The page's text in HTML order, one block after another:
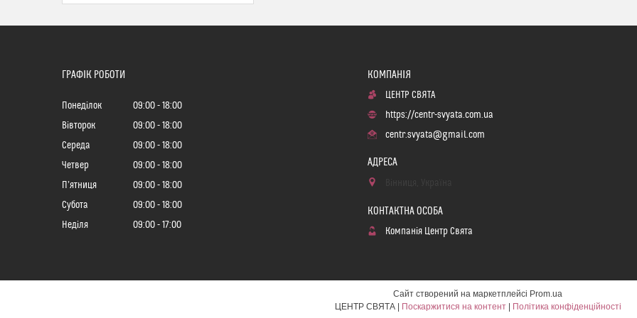
ГРАФІК РОБОТИ
Понеділок 09:00
18:00
Вівторок
09:00
18:00
Середа
09:00
18:00
Четвер
09:00
18:00
Пʼятниця
09:00
18:00
Субота
09:00
18:00
Неділя
09:00 17:00
ЦЕНТР СВЯТА
https://centr-svyata.com.ua
centr.svyata@gmail.com
Компанія Центр Свята
Сайт створений на маркетплейсі Prom.ua
ЦЕНТР СВЯТА | Поскаржитися на контент | Політика конфіденційності